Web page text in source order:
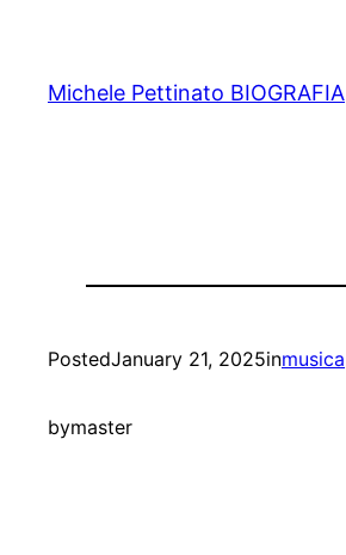
Michele Pettinato BIOGRAFIA
PostedJanuary 21, 2025inmusica
bymaster